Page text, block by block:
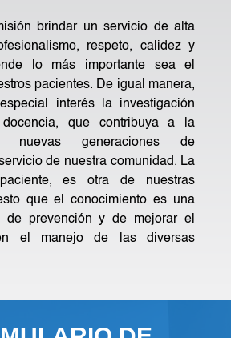
brindar un servicio de alta
respeto, calidez y
lo más importante sea el
pacientes. De igual manera,
interés la investigación
que contribuya a la
nuevas generaciones de
de nuestra comunidad. La
es otra de nuestras
que el conocimiento es una
de prevención y de mejorar el
el manejo de las diversas